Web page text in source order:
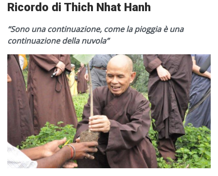
Ricordo di Thich Nhat Hanh
“Sono una continuazione, come la pioggia è una
continuazione della nuvola”